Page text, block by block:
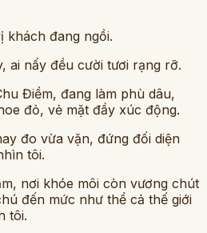
khách đang ngồi.
ai nấy đều cười tươi rạng rỡ.
Điềm, đang làm phù dâu,
đỏ, vẻ mặt đầy xúc động.
đo vừa vặn, đứng đối diện
tôi.
nơi khóe môi còn vương chút
đến mức như thể cả thế giới
tôi.